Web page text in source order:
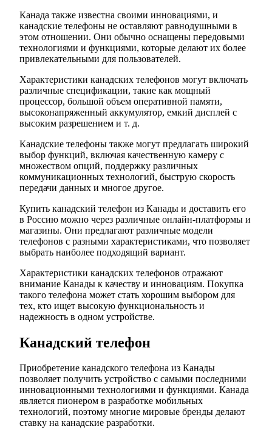
Канада также известна своими инновациями, и
канадские телефоны не оставляют равнодушными в
этом отношении. Они обычно оснащены передовыми
технологиями и функциями, которые делают их более
привлекательными для пользователей.
Характеристики канадских телефонов могут включать
различные спецификации, такие как мощный
процессор, большой объем оперативной памяти,
высоконапряженный аккумулятор, емкий дисплей с
высоким разрешением и т. д.
Канадские телефоны также могут предлагать широкий
выбор функций, включая качественную камеру с
множеством опций, поддержку различных
коммуникационных технологий, быструю скорость
передачи данных и многое другое.
Купить канадский телефон из Канады и доставить его
в Россию можно через различные онлайн-платформы и
магазины. Они предлагают различные модели
телефонов с разными характеристиками, что позволяет
выбрать наиболее подходящий вариант.
Характеристики канадских телефонов отражают
внимание Канады к качеству и инновациям. Покупка
такого телефона может стать хорошим выбором для
тех, кто ищет высокую функциональность и
надежность в одном устройстве.
Канадский телефон
Приобретение канадского телефона из Канады
позволяет получить устройство с самыми последними
инновационными технологиями и функциями. Канада
является пионером в разработке мобильных
технологий, поэтому многие мировые бренды делают
ставку на канадские разработки.